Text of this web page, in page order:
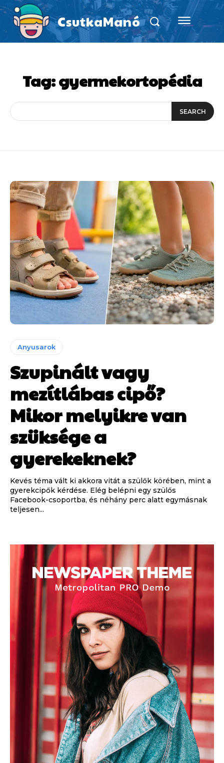
CsutkaManó
Tag:gyermekortopédia
SEARCH
Anyusarok
Szupinált vagy
mezítlábas cipő?
Mikor melyikre van
szüksége a
gyerekeknek?
Kevés téma vált ki akkora vitát a szülők körében, mint a
gyerekcipők kérdése. Elég belépni egy szülős
Facebook-csoportba, és néhány perc alatt egymásnak
teljesen...